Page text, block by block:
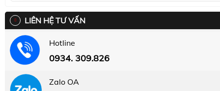
LIÊN HỆ TƯ VẤN
Hotline
0934. 309.826
Zalo OA